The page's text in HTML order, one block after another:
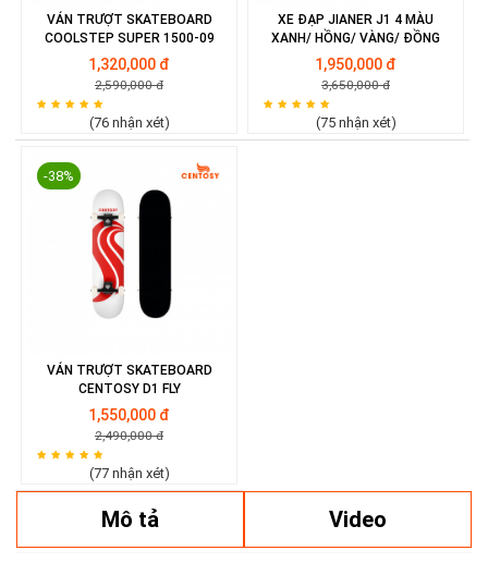
VÁN TRƯỢT SKATEBOARD
COOLSTEP SUPER 1500-09
1,320,000 đ
2,590,000 đ
(76 nhận xét)
XE ĐẠP JIANER J1 4 MÀU
XANH/ HỒNG/ VÀNG/ ĐỒNG
1,950,000 đ
3,650,000 đ
(75 nhận xét)
-38%
VÁN TRƯỢT SKATEBOARD
CENTOSY D1 FLY
1,550,000 đ
2,490,000 đ
(77 nhận xét)
Mô tả Video